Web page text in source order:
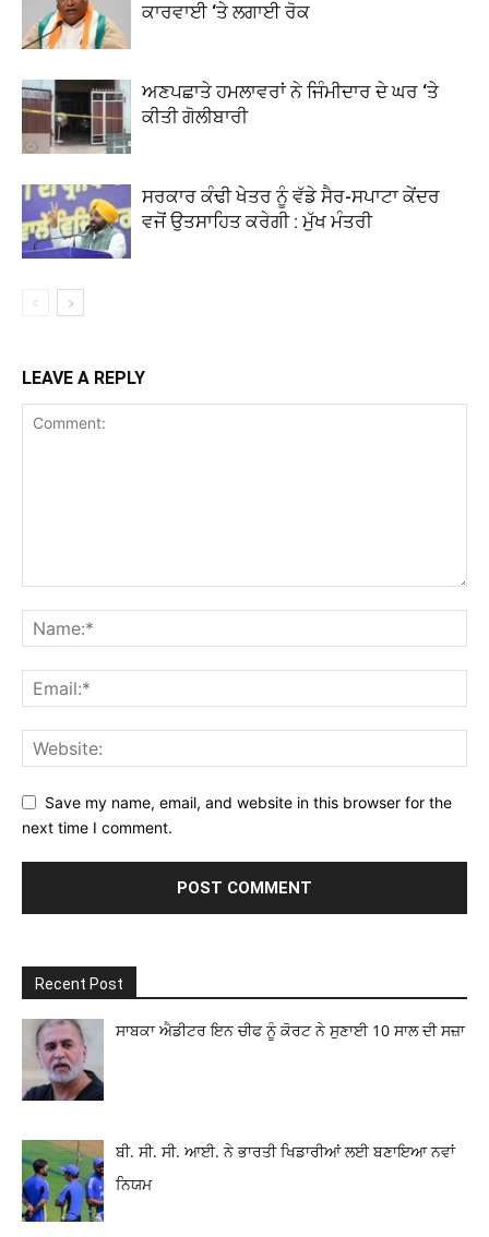
ਕਾਰਵਾਈ ‘ਤੇ ਲਗਾਈ ਰੋਕ
ਅਣਪਛਾਤੇ ਹਮਲਾਵਰਾਂ ਨੇ ਜਿੰਮੀਦਾਰ ਦੇ ਘਰ ‘ਤੇ
ਕੀਤੀ ਗੋਲੀਬਾਰੀ
ਸਰਕਾਰ ਕੰਢੀ ਖੇਤਰ ਨੂੰ ਵੱਡੇ ਸੈਰ-ਸਪਾਟਾ ਕੇਂਦਰ
ਵਜੋਂ ਉਤਸਾਹਿਤ ਕਰੇਗੀ : ਮੁੱਖ ਮੰਤਰੀ
LEAVE A REPLY
Save my name, email, and website in this browser for the
next time I comment.
Recent Post
ਸਾਬਕਾ ਐਡੀਟਰ ਇਨ ਚੀਫ ਨੂੰ ਕੋਰਟ ਨੇ ਸੁਣਾਈ 10 ਸਾਲ ਦੀ ਸਜ਼ਾ
ਬੀ. ਸੀ. ਸੀ. ਆਈ. ਨੇ ਭਾਰਤੀ ਖਿਡਾਰੀਆਂ ਲਈ ਬਣਾਇਆ ਨਵਾਂ
ਨਿਯਮ